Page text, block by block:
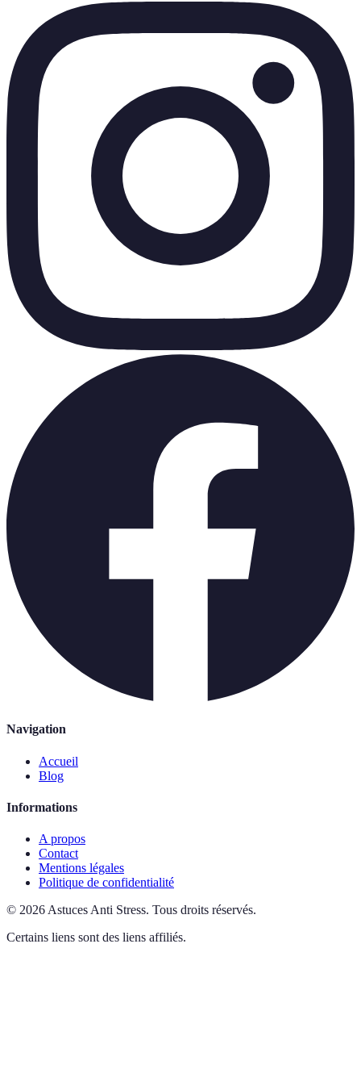
Navigation
Accueil
Blog
Informations
A propos
Contact
Mentions légales
Politique de confidentialité
© 2026 Astuces Anti Stress. Tous droits réservés.
Certains liens sont des liens affiliés.